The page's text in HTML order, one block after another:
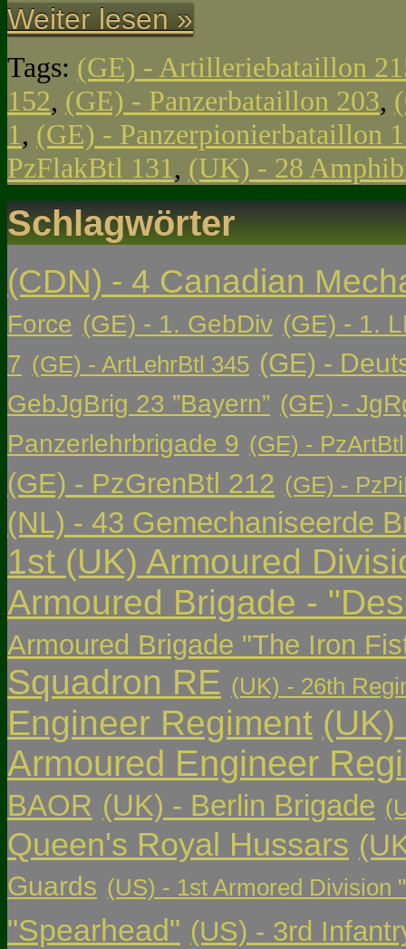
Weiter lesen »
Tags: (GE) - Artilleriebataillon
152, (GE) - Panzerbataillon 203,
1 , (GE) - Panzerpionierbataillon
PzFlakBtl 131 , (UK) - 28
Schlagwörter
(CDN) - 4 Canadian
Force (GE) - 1. GebDiv (GE) - 1.
7 (GE) - ArtLehrBtl 345 (GE) -
GebJgBrig 23 ”Bayern” (GE) -
Panzerlehrbrigade 9 (GE) -
(GE) - PzGrenBtl 212 (GE) -
(NL) - 43 Gemechaniseerde
1st (UK) Armoured
Armoured Brigade -
Armoured Brigade "The Iron
Squadron RE (UK) - 26th
Engineer Regiment
Armoured Engineer
BAOR (UK) - Berlin Brigade
Queen's Royal Hussars
Guards (US) - 1st Armored Division
"Spearhead" (US) - 3rd